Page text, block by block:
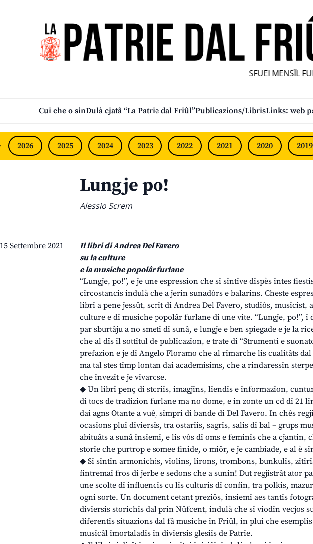
SFUEI MENSÎL
Cui che o sinDulà cjatâ “La Patrie dal Friûl”Publicazions/LibrisLinks: web
2026 2025 2024 2023 2022 2021 2020 2019
Lungje po!
Alessio Screm
15 Settembre 2021
Il libri di Andrea Del Favero
su la culture
e la musiche popolâr furlane
“Lungje, po!”, e je une espression che si sintive dispès intes
circostancis indulà che a jerin sunadôrs e balarins. Cheste
libri a pene jessût, scrit di Andrea Del Favero, studiôs, musicist,
culture e di musiche popolâr furlane di une vite. “Lungje, po!”, i
par sburtâju a no smeti di sunâ, e lungje e ben spiegade e je la
che al dîs il sottitul de publicazion, e trate di “Strumenti e
prefazion e je di Angelo Floramo che al rimarche lis cualitâts
ma tal stes timp lontan dai academisims, che a rindaressin
che invezit e je vivarose.
◆ Un libri penç di storiis, imagjins, liendis e informazion,
di tocs de tradizion furlane ma no dome, e in zonte un cd di 21
dai agns Otante a vuê, simpri di bande di Del Favero. In chês
ocasions plui diviersis, tra ostariis, sagris, salis di bal – grups
abituâts a sunâ insiemi, e lis vôs di oms e feminis che a cjantin,
storie che purtrop e somee finide, o miôr, e je cambiade, e al è
◆ Si sintin armonichis, violins, lirons, trombons, bunkulis,
fintremai fros di jerbe e sedons che a sunin! Dut regjistrât ator
une scolte di influencis cu lis culturis di confin, tra polkis,
ogni sorte. Un document cetant preziôs, insiemi aes tantis
diviersis storichis dal prin Nûfcent, indulà che si viodin vecjos
diferentis situazions dal fâ musiche in Friûl, in plui che
musicâl imortaladis in diviersis glesiis de Patrie.